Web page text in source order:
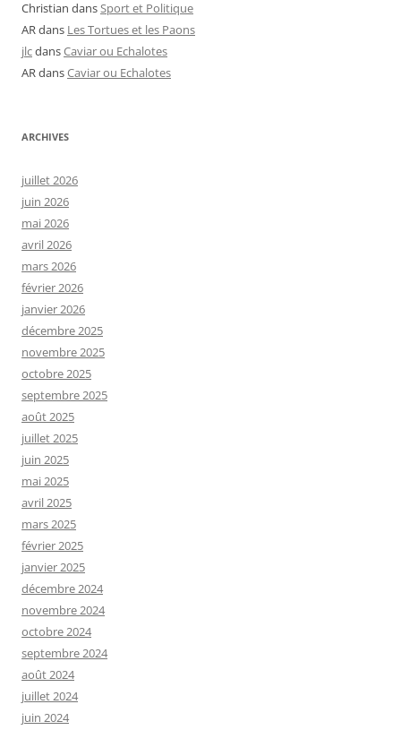
Christian dansSport et Politique
ARdans Les Tortues et les Paons
jlcdansCaviar ou Echalotes
ARdansCaviar ou Echalotes
ARCHIVES
juillet 2026
juin 2026
mai 2026
avril 2026
mars 2026
février 2026
janvier 2026
décembre 2025
novembre 2025
octobre 2025
septembre 2025
août 2025
juillet 2025
juin 2025
mai 2025
avril 2025
mars 2025
février 2025
janvier 2025
décembre 2024
novembre 2024
octobre 2024
septembre 2024
août 2024
juillet 2024
juin 2024